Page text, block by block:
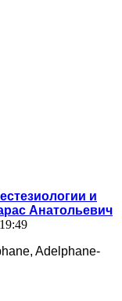
и
Анатольевич
Adelphane-